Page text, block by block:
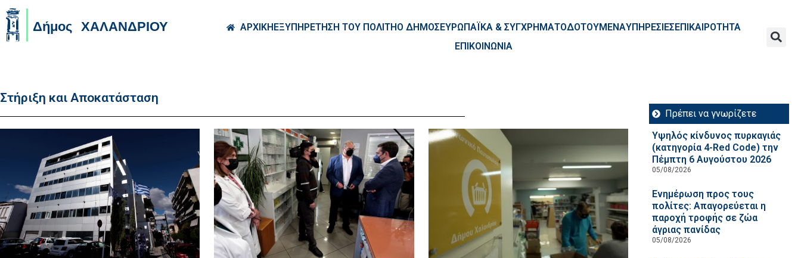
ΑΡΧΙΚΗΕΞΥΠΗΡΕΤΗΣΗ ΤΟΥ ΠΟΛΙΤΗΟ ΔΗΜΟΣΕΥΡΩΠΑΪΚΑ & ΣΥΓΧΡΗΜΑΤΟΔΟΤΟΥΜΕΝΑΥΠΗΡΕΣΙΕΣΕΠΙΚΑΙΡΟΤΗΤΑ
ΕΠΙΚΟΙΝΩΝΙΑ
Στήριξη και Αποκατάσταση
Πρέπει να γνωρίζετε
Υψηλός κίνδυνος πυρκαγιάς
(κατηγορία 4-Red Code) την
Πέμπτη 6 Αυγούστου 2026
05/08/2026
Ενημέρωση προς τους
πολίτες: Απαγορεύεται η
παροχή τροφής σε ζώα
άγριας πανίδας
05/08/2026